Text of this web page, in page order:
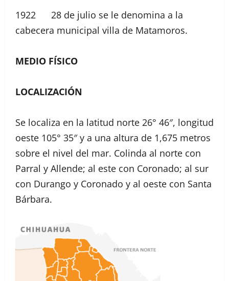
1922 28 de julio se le denomina a la
cabecera municipal villa de Matamoros.
MEDIO FÍSICO
LOCALIZACIÓN
Se localiza en la latitud norte 26° 46″, longitud
oeste 105° 35″ y a una altura de 1,675 metros
sobre el nivel del mar. Colinda al norte con
Parral y Allende; al este con Coronado; al sur
con Durango y Coronado y al oeste con Santa
Bárbara.